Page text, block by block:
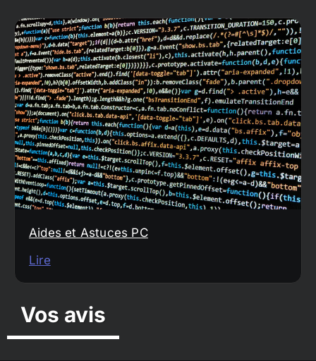
Aides et Astuces PC
Lire
Vos avis